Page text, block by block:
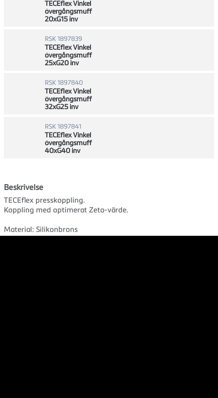
TECEflex Vinkel
övergångsmuff
20xG15 inv
RSK 1897839
TECEflex Vinkel
övergångsmuff
25xG20 inv
RSK 1897840
TECEflex Vinkel
övergångsmuff
32xG25 inv
RSK 1897841
TECEflex Vinkel
övergångsmuff
40xG40 inv
Beskrivelse
TECEflex presskoppling.
Koppling med optimerat Zeta-värde.
Material: Silikonbrons
Användningsområde: Tappvatten, värme, kyla och tryckluft